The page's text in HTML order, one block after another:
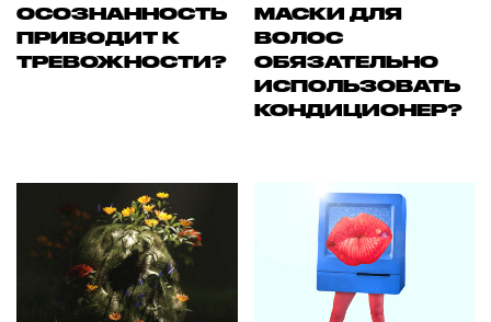
ОСОЗНАННОСТЬ
ПРИВОДИТ К
ТРЕВОЖНОСТИ?
МАСКИ ДЛЯ
ВОЛОС
ОБЯЗАТЕЛЬНО
ИСПОЛЬЗОВАТЬ
КОНДИЦИОНЕР?